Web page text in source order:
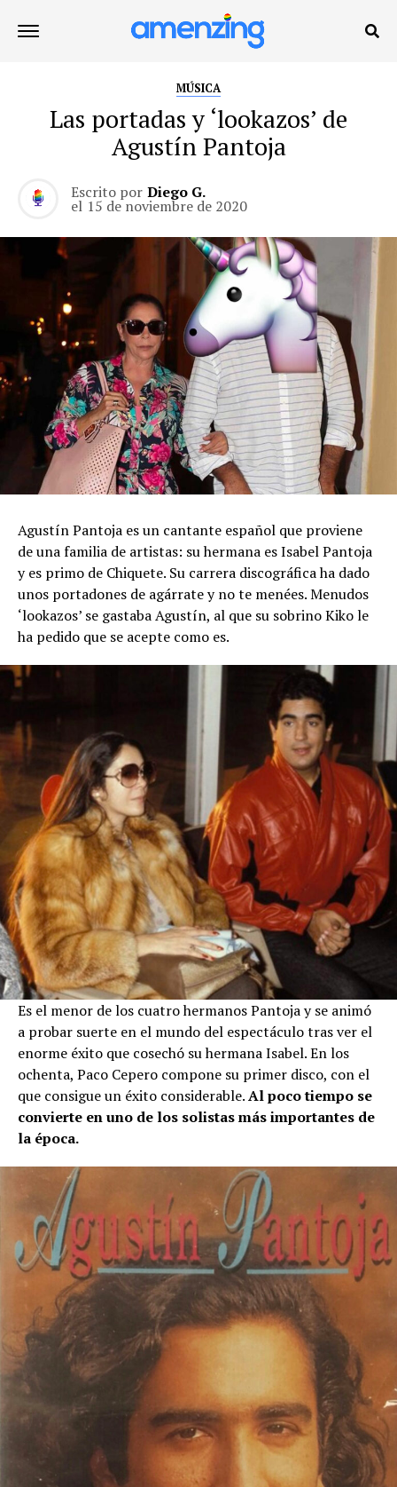
MÚSICA
Las portadas y ‘lookazos’ de
Agustín Pantoja
Escrito por Diego G.
el 15 de noviembre de 2020
Agustín Pantoja es un cantante español que proviene
de una familia de artistas: su hermana es Isabel Pantoja
y es primo de Chiquete. Su carrera discográfica ha dado
unos portadones de agárrate y no te menées. Menudos
‘lookazos’ se gastaba Agustín, al que su sobrino Kiko le
ha pedido que se acepte como es.
Es el menor de los cuatro hermanos Pantoja y se animó
a probar suerte en el mundo del espectáculo tras ver el
enorme éxito que cosechó su hermana Isabel. En los
ochenta, Paco Cepero compone su primer disco, con el
que consigue un éxito considerable.Al poco tiempo se
convierte en uno de los solistas más importantes de
la época.